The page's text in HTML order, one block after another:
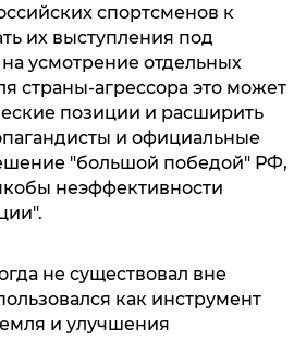
спортсменов к
их выступления под
усмотрение отдельных
страны-агрессора это может
позиции и расширить
и официальные
"большой победой" РФ,
неэффективности
не существовал вне
как инструмент
и улучшения